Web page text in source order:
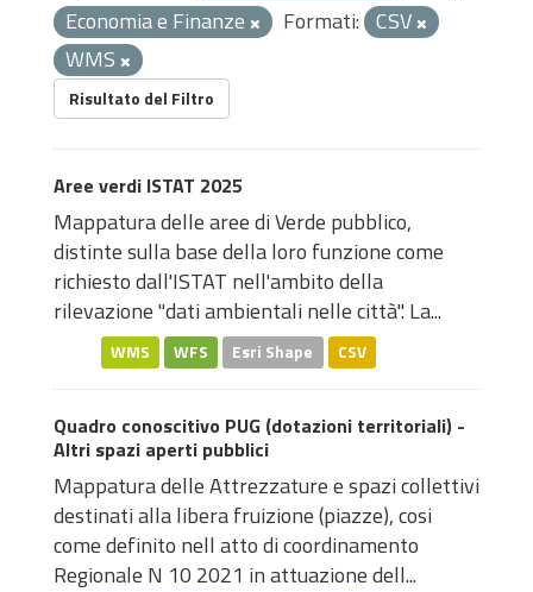
Economia e Finanze
Formati: CSV
WMS
Risultato del Filtro
Aree verdi ISTAT 2025
Mappatura delle aree di Verde pubblico,
distinte sulla base della loro funzione come
richiesto dall'ISTAT nell'ambito della
rilevazione "dati ambientali nelle città". La...
WMS WFS Esri Shape CSV
Quadro conoscitivo PUG (dotazioni territoriali) -
Altri spazi aperti pubblici
Mappatura delle Attrezzature e spazi collettivi
destinati alla libera fruizione (piazze), cosi
come definito nell atto di coordinamento
Regionale N 10 2021 in attuazione dell...